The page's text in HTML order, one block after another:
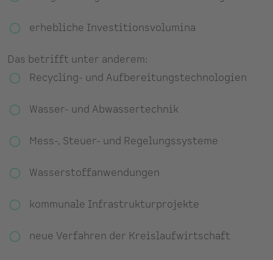
erhebliche Investitionsvolumina
Das betrifft unter anderem:
Recycling- und Aufbereitungstechnologien
Wasser- und Abwassertechnik
Mess-, Steuer- und Regelungssysteme
Wasserstoffanwendungen
kommunale Infrastrukturprojekte
neue Verfahren der Kreislaufwirtschaft